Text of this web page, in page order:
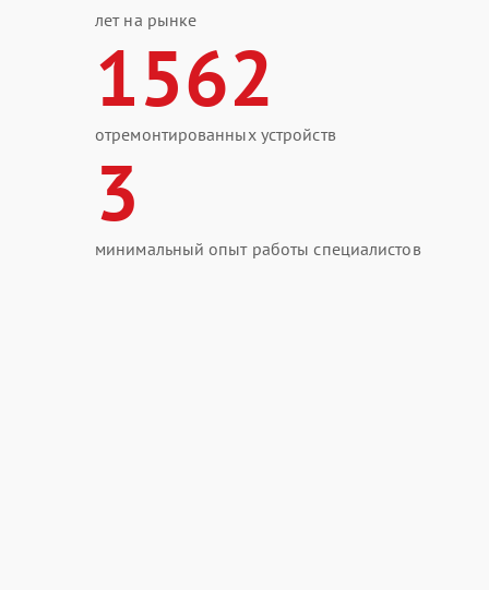
лет на рынке
1562
отремонтированных устройств
3
минимальный опыт работы специалистов